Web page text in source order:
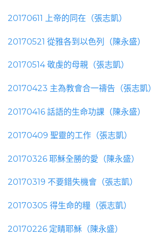
20170611 上帝的同在（張志凱）
20170521 從雅各到以色列（陳永盛）
20170514 敬虔的母親（張志凱）
20170423 主為教會合一禱告（張志凱）
20170416 話語的生命功課（陳永盛）
20170409 聖靈的工作（張志凱）
20170326 耶穌全勝的愛（陳永盛）
20170319 不要錯失機會（張志凱）
20170305 得生命的糧（張志凱）
20170226 定睛耶穌（陳永盛）